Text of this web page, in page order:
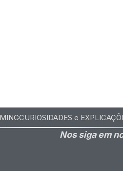
CURIOSIDADES e
Nos siga em